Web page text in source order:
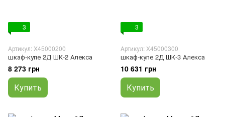
3
Артикул: X45000200
шкаф-купе 2Д ШК-2 Алекса
8 273 грн
Купить
3
Артикул: X45000300
шкаф-купе 2Д ШК-3 Алекса
10 631 грн
Купить